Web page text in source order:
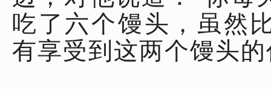
吃了六个馒头，虽然
有享受到这两个馒头